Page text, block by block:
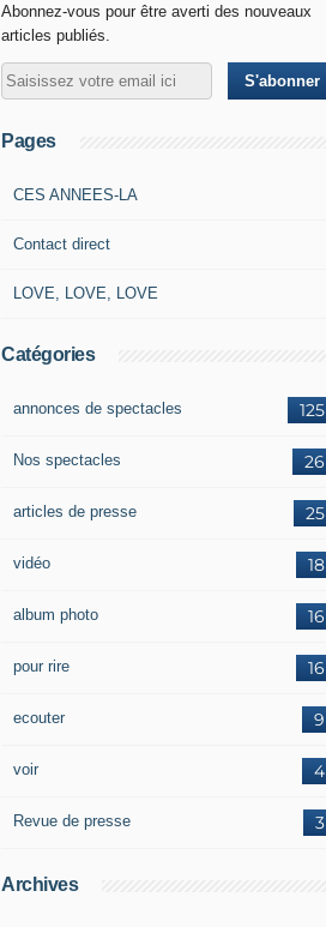
Abonnez-vous pour être averti des nouveaux
articles publiés.
Pages
CES ANNEES-LA
Contact direct
LOVE, LOVE, LOVE
Catégories
125
annonces de spectacles
26
Nos spectacles
25
articles de presse
18
vidéo
16
album photo
16
pour rire
9
ecouter
4
voir
3
Revue de presse
Archives